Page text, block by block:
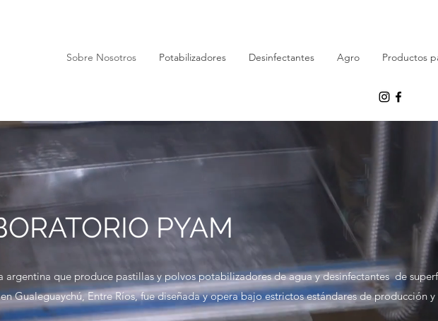
Sobre Nosotros Potabilizadores Desinfectantes Agro Productos
PYAM
argentina que produce pastillas y polvos potabilizadores de agua y desinfectantes de
Gualeguaychú, Entre Ríos, fue diseñada y opera bajo estrictos estándares de producción